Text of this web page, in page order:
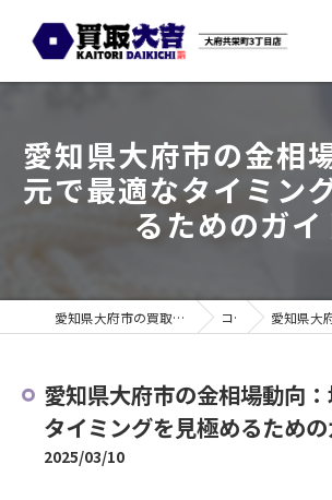
愛知県大府市の金相
元で最適なタイミン
るためのガイ
愛知県大府市の買取なら買取大吉 大府共栄町3丁目店 コラム 愛知県大府市の金相場
愛知県大府市の金相場動向
タイミングを見極めるため
2025/03/10